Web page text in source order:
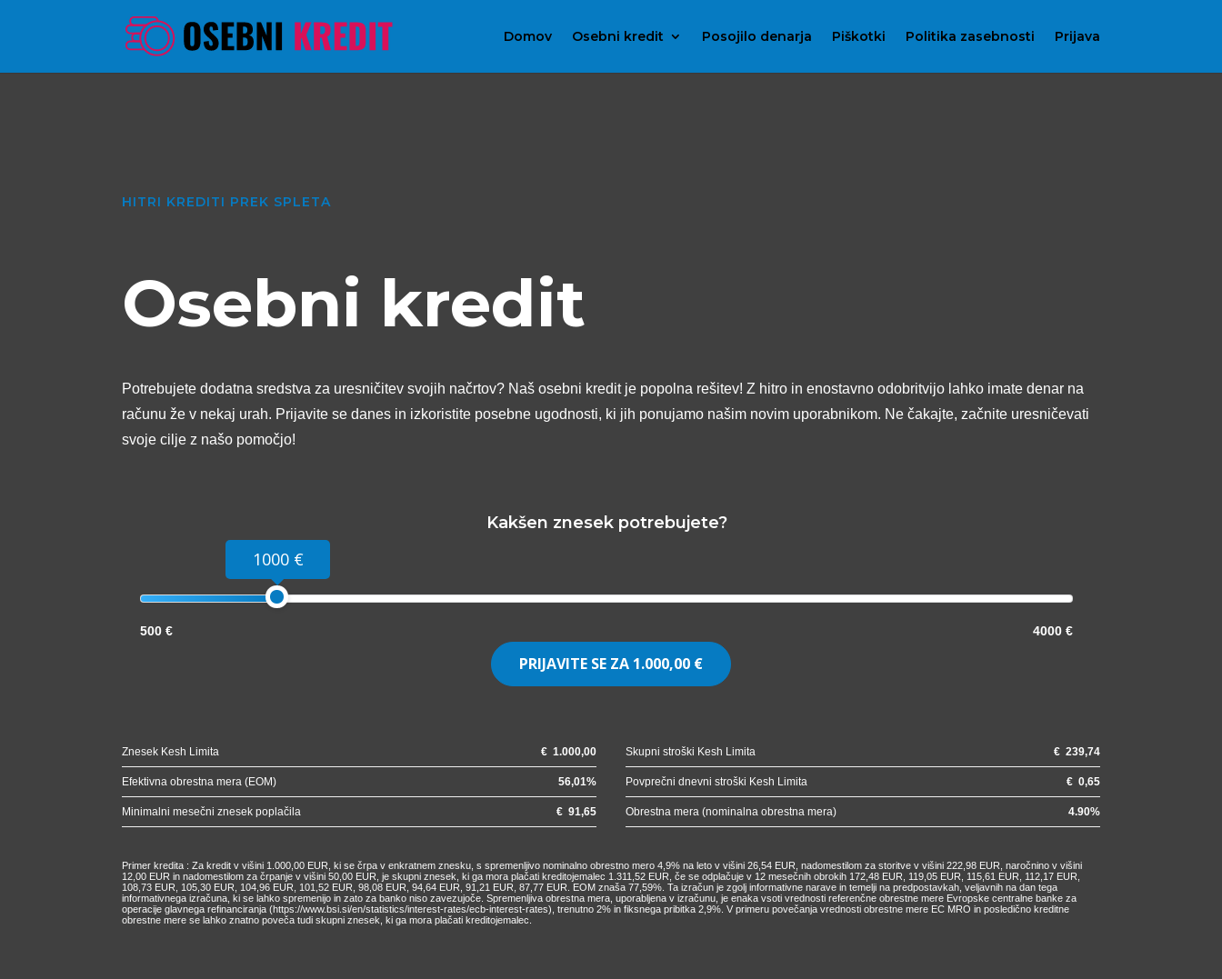
Domov Osebni kredit Posojilo denarja Piškotki Politika zasebnosti Prijava
HITRI KREDITI PREK SPLETA
Osebni kredit
Potrebujete dodatna sredstva za uresničitev svojih načrtov? Naš osebni kredit je popolna rešitev! Z hitro in enostavno odobritvijo lahko imate denar na
računu že v nekaj urah. Prijavite se danes in izkoristite posebne ugodnosti, ki jih ponujamo našim novim uporabnikom. Ne čakajte, začnite uresničevati
svoje cilje z našo pomočjo!
Kakšen znesek potrebujete?
1000 €
500 € 4000 €
PRIJAVITE SE ZA 1.000,00 €
Znesek Kesh Limita € 1.000,00 Skupni stroški Kesh Limita € 239,74
Efektivna obrestna mera (EOM) 56,01% Povprečni dnevni stroški Kesh Limita € 0,65
Minimalni mesečni znesek poplačila € 91,65 Obrestna mera (nominalna obrestna mera) 4.90%
Primer kredita : Za kredit v višini 1.000,00 EUR, ki se črpa v enkratnem znesku, s spremenljivo nominalno obrestno mero 4,9% na leto v višini 26,54 EUR, nadomestilom za storitve v višini 222,98 EUR, naročnino v višini
12,00 EUR in nadomestilom za črpanje v višini 50,00 EUR, je skupni znesek, ki ga mora plačati kreditojemalec 1.311,52 EUR, če se odplačuje v 12 mesečnih obrokih 172,48 EUR, 119,05 EUR, 115,61 EUR, 112,17 EUR,
108,73 EUR, 105,30 EUR, 104,96 EUR, 101,52 EUR, 98,08 EUR, 94,64 EUR, 91,21 EUR, 87,77 EUR. EOM znaša 77,59%. Ta izračun je zgolj informativne narave in temelji na predpostavkah, veljavnih na dan tega
informativnega izračuna, ki se lahko spremenijo in zato za banko niso zavezujoče. Spremenljiva obrestna mera, uporabljena v izračunu, je enaka vsoti vrednosti referenčne obrestne mere Evropske centralne banke za
operacije glavnega refinanciranja (https://www.bsi.si/en/statistics/interest-rates/ecb-interest-rates), trenutno 2% in fiksnega pribitka 2,9%. V primeru povečanja vrednosti obrestne mere EC MRO in posledično kreditne
obrestne mere se lahko znatno poveča tudi skupni znesek, ki ga mora plačati kreditojemalec.